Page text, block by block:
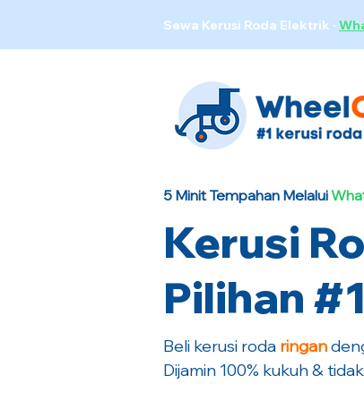
Sewa Kerusi Roda Elektrik ·
5 Minit Tempahan Melalui
Pilihan
Beli kerusi roda ringan
Dijamin 100% kukuh &
Kerusi